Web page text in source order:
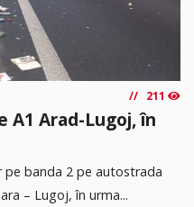
211
A1 Arad-Lugoj, în
pe banda 2 pe autostrada
– Lugoj, în urma...